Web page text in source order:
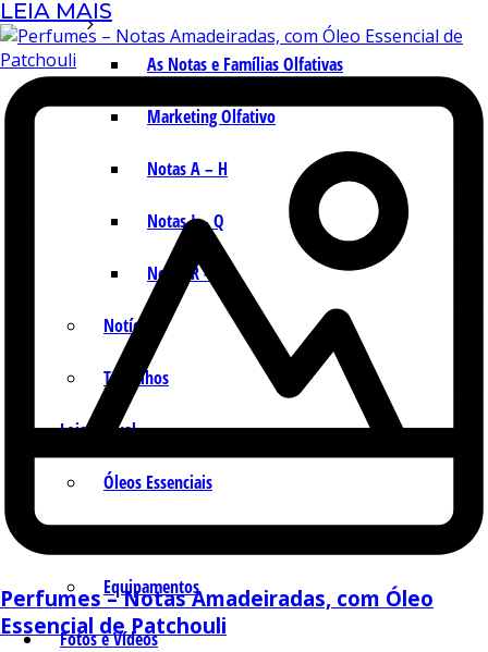
As Notas e Famílias Olfativas
Marketing Olfativo
Notas A – H
Notas I – Q
Notas R – Z
Notícias
Trabalhos
Loja Virtual
Óleos Essenciais
Equipamentos
Fotos e Vídeos
LEIA MAIS
Perfumes – Notas Amadeiradas, com Óleo
Essencial de Patchouli